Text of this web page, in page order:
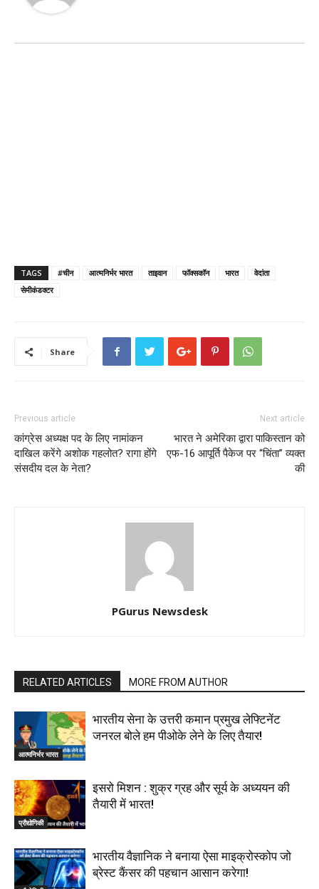
TAGS #चीन आत्मनिर्भर भारत ताइवान फॉक्सकॉन भारत
वेदांता
सेमीकंडक्टर
Share
Previous article
कांग्रेस अध्यक्ष पद के लिए नामांकन
दाखिल करेंगे अशोक गहलोत? रागा होंगे
संसदीय दल के नेता?
Next article
भारत ने अमेरिका द्वारा पाकिस्तान को
एफ-16 आपूर्ति पैकेज पर “चिंता” व्यक्त
की
PGurus Newsdesk
RELATED ARTICLES MORE FROM AUTHOR
आत्मनिर्भर भारत
भारतीय सेना के उत्तरी कमान प्रमुख लेफ्टिनेंट
जनरल बोले हम पीओके लेने के लिए तैयार!
प्रौद्योगिकी
इसरो मिशन : शुक्र ग्रह और सूर्य के अध्ययन की
तैयारी में भारत!
भारतीय वैज्ञानिक ने बनाया ऐसा माइक्रोस्कोप जो
ब्रेस्ट कैंसर की पहचान आसान करेगा!